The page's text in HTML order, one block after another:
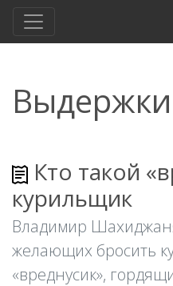
Кто такой
курильщик
Владимир
желающих бросить
«вреднусик»,